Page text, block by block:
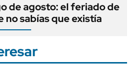
de agosto: el feriado de
no sabías que existía